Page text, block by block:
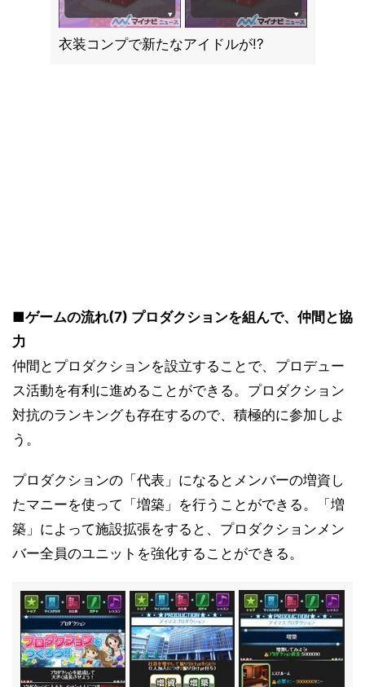
衣装コンプで新たなアイドルが!?
■ゲームの流れ(7) プロダクションを組んで、仲間と協
力
仲間とプロダクションを設立することで、プロデュー
ス活動を有利に進めることができる。プロダクション
対抗のランキングも存在するので、積極的に参加しよ
う。
プロダクションの「代表」になるとメンバーの増資し
たマニーを使って「増築」を行うことができる。「増
築」によって施設拡張をすると、プロダクションメン
バー全員のユニットを強化することができる。